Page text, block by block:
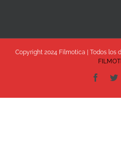
Copyright 2024 Filmotica | Todos los